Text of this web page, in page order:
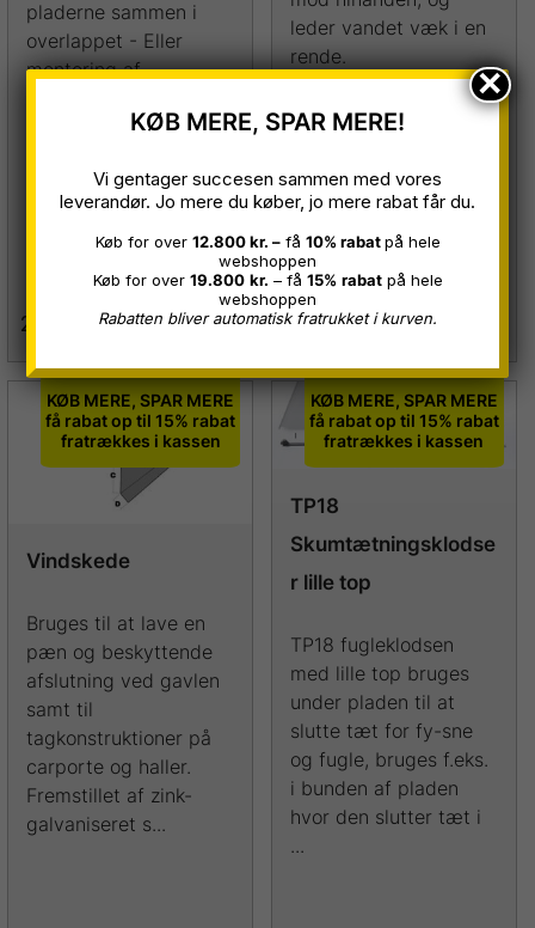
pladerne sammen i
overlappet - Eller
montering af
afslutninger 100 stk.
borespids
209,00 kr. inkl. moms
vare
har
flere
Mulighederne
på
leder vandet væk i en
rende.
219,00kr. inkl. moms
vare
har
flere
kan
vælges
på
varesiden
KØB MERE, SPAR MERE
få rabat op til 15% rabat
fratrækkes i kassen
Vindskede
Bruges til at lave en
pæn og beskyttende
afslutning ved gavlen
samt til
tagkonstruktioner på
carporte og haller.
Fremstillet af zink-
galvaniseret s...
KØB MERE, SPAR MERE
få rabat op til 15% rabat
fratrækkes i kassen
TP18
Skumtætningsklodse
r lille top
TP18 fugleklodsen
med lille top bruges
under pladen til at
slutte tæt for fy-sne
og fugle, bruges f.eks.
i bunden af pladen
hvor den slutter tæt i
...
KØB MERE, SPAR MERE!
Vi gentager succesen sammen med vores
leverandør. Jo mere du køber, jo mere rabat får du.
Køb for over 12.800 kr. –få 10% rabatpå hele
webshoppen
Køb for over 19.800 kr. – få 15% rabatpå hele
webshoppen
Rabatten bliver automatisk fratrukket i kurven.
×